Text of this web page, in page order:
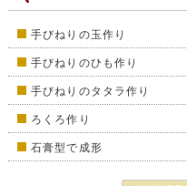
手びねりの玉作り
手びねりのひも作り
手びねりのタタラ作り
ろくろ作り
石膏型で成形